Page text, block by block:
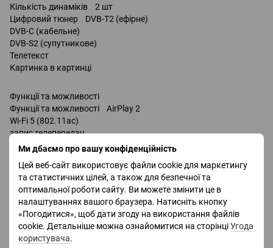
Ми дбаємо про вашу конфіденційність
Цей веб-сайт використовує файли cookie для маркетингу
та статистичних цілей, а також для безпечної та
оптимальної роботи сайту. Ви можете змінити це в
налаштуваннях вашого браузера. Натисніть кнопку
«Погодитися», щоб дати згоду на використання файлів
cookie. Детальніше можна ознайомитися на сторінціУгода
користувача.
Кількість динаміків 2 шт
Цифровий тюнер DVB-T2 (ефірне)
DVB-C (кабельне)
DVB-S2 (супутникове)
Телетекст
Картинка в картинці
Функції та можливості
Функції та можливості AirPlay 2
Wi-Fi 5 (802.11ac)
запис телепередач
Miracast
підтримка DLNA
керування голосом
мультимедійний (аеропульт)
Amazon Alexa
Google Assistant
Роз'єми
Входи USB 2 шт